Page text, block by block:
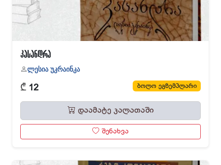
კასანდრა
ლესია უკრაინკა
₾ 12 ბოლო ეგზემპლარი
დაამატე კალათაში
შენახვა